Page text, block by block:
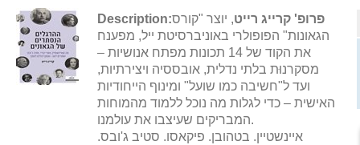
Description: פרופ' קרייג רייט, יוצר "קורס
הגאונות" הפופולרי באוניברסיטת ייל, מפענח
את הקוד של 14 תכונות מפתח אנושיות –
מסקרנוּת בלתי נדלית, אובססיה ויצירתיות,
ועד ל"חשיבה כמו שועל" ומינוף הייחודיות
האישית – כדי לגלות מה נוכל ללמוד מהמוחות
המבריקים שעיצבו את עולמנו.
איינשטיין. בטהובן. פיקאסו. סטיב ג'ובס.